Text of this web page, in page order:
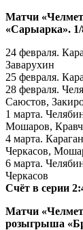
Матчи
«Сарыарка».
24 февраля.
Заварухин
25 февраля.
28 февраля.
Саюстов,
1 марта.
Мошаров,
4 марта.
Черкасов,
6 марта.
Черкасов
Счёт в серии
Матчи
розыгрыша